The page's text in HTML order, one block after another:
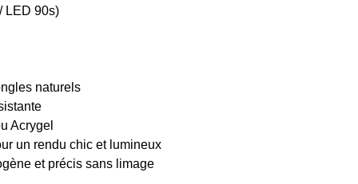
LED 90s)
naturels
Acrygel
un rendu chic et lumineux
et précis sans limage